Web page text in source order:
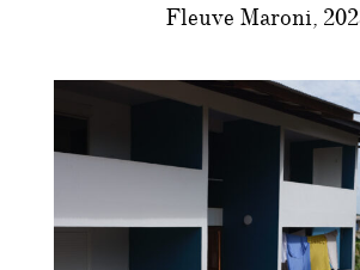
Fleuve Maroni,